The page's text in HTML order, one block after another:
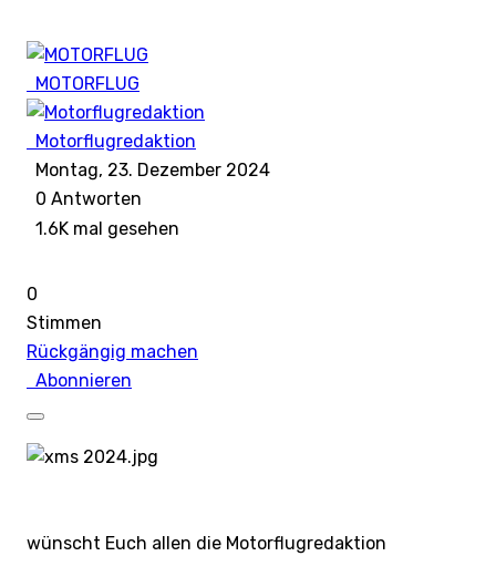
MOTORFLUG
Motorflugredaktion
Montag, 23. Dezember 2024
0 Antworten
1.6K mal gesehen
0
Stimmen
Rückgängig machen
Abonnieren
wünscht Euch allen die Motorflugredaktion